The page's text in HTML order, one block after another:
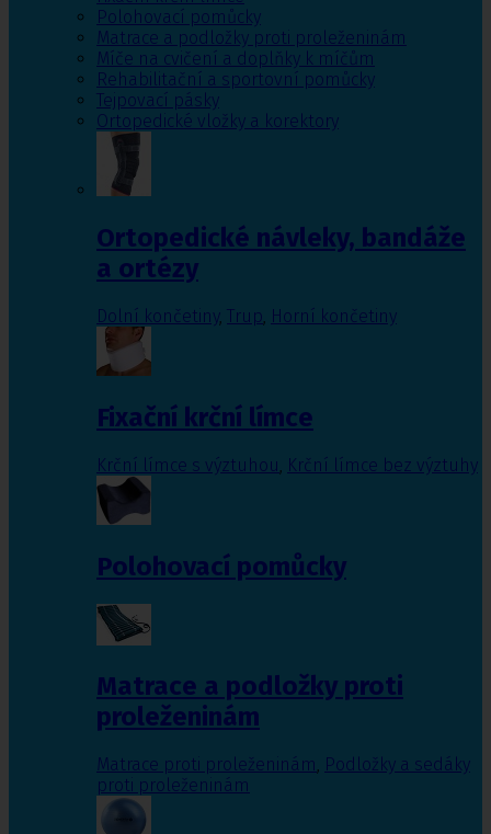
Polohovací pomůcky
Matrace a podložky proti proleženinám
Míče na cvičení a doplňky k míčům
Rehabilitační a sportovní pomůcky
Tejpovací pásky
Ortopedické vložky a korektory
Ortopedické návleky, bandáže
a ortézy
Dolní končetiny, Trup, Horní končetiny
Fixační krční límce
Krční límce s výztuhou Krční límce bez výztuhy
Polohovací pomůcky
Matrace a podložky proti
proleženinám
Matrace proti proleženinám, Podložky a sedáky
proti proleženinám